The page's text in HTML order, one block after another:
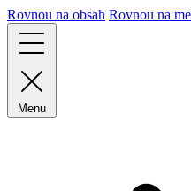
Rovnou na obsah Rovnou na
Menu